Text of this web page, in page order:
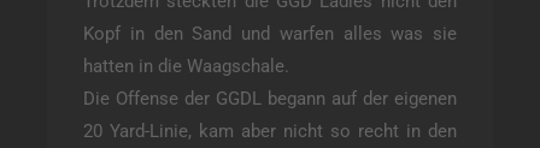
Kopf in den Sand und warfen alles was sie
hatten in die Waagschale.
Die Offense der GGDL begann auf der eigenen
20 Yard-Linie, kam aber nicht so recht in den